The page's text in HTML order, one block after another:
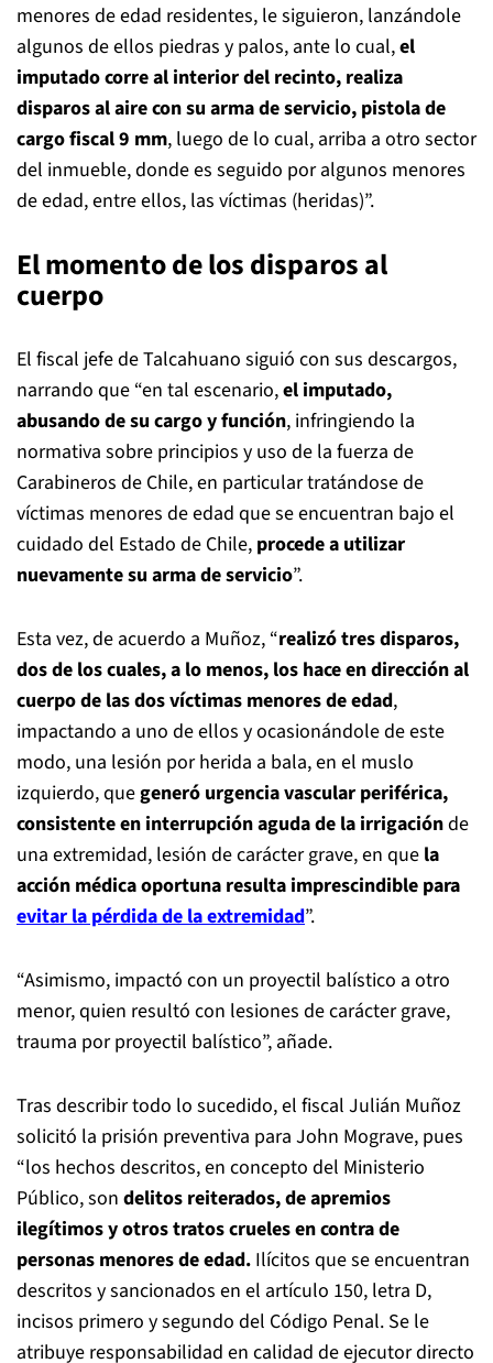
menores de edad residentes, le siguieron, lanzándole
algunos de ellos piedras y palos, ante lo cual,el
imputado corre al interior del recinto, realiza
disparos al aire con su arma de servicio, pistola de
cargo fiscal 9 mm, luego de lo cual, arriba a otro sector
del inmueble, donde es seguido por algunos menores
de edad, entre ellos, las víctimas (heridas)”.
El momento de los disparos al
cuerpo
El fiscal jefe de Talcahuano siguió con sus descargos,
narrando que “en tal escenario,el imputado,
abusando de su cargo y función, infringiendo la
normativa sobre principios y uso de la fuerza de
Carabineros de Chile, en particular tratándose de
víctimas menores de edad que se encuentran bajo el
cuidado del Estado de Chile, procede a utilizar
nuevamente su arma de servicio”.
Esta vez, de acuerdo a Muñoz, “realizó tres disparos,
dos de los cuales, a lo menos, los hace en dirección al
cuerpo de las dos víctimas menores de edad,
impactando a uno de ellos y ocasionándole de este
modo, una lesión por herida a bala, en el muslo
izquierdo, quegeneró urgencia vascular periférica,
consistente en interrupción aguda de la irrigaciónde
una extremidad, lesión de carácter grave, en que la
acción médica oportuna resulta imprescindible para
evitar la pérdida de la extremidad”.
“Asimismo, impactó con un proyectil balístico a otro
menor, quien resultó con lesiones de carácter grave,
trauma por proyectil balístico”, añade.
Tras describir todo lo sucedido, el fiscal Julián Muñoz
solicitó la prisión preventiva para John Mograve, pues
“los hechos descritos, en concepto del Ministerio
Público, son delitos reiterados, de apremios
ilegítimos y otros tratos crueles en contra de
personas menores de edad. Ilícitos que se encuentran
descritos y sancionados en el artículo 150, letra D,
incisos primero y segundo del Código Penal. Se le
atribuye responsabilidad en calidad de ejecutor directo